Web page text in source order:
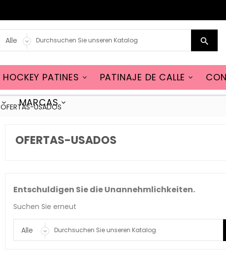


HOCKEY PATINES 
PATINAJE DE CALLE
 
MARCAS
OFERTAS-USADOS
OFERTAS-USADOS
Entschuldigen Sie die Unannehmlichkeiten.
Suchen Sie erneut